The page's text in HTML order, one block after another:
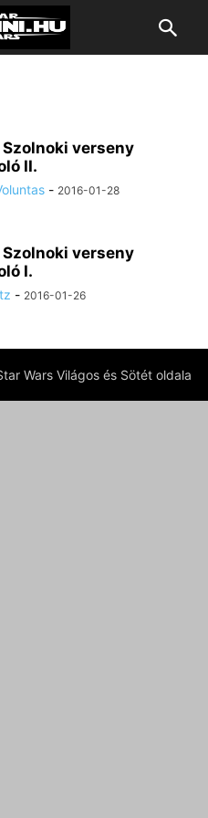
verseny
II.
- 2016-01-28
verseny
I.
- 2016-01-26
Wars Világos és Sötét oldala